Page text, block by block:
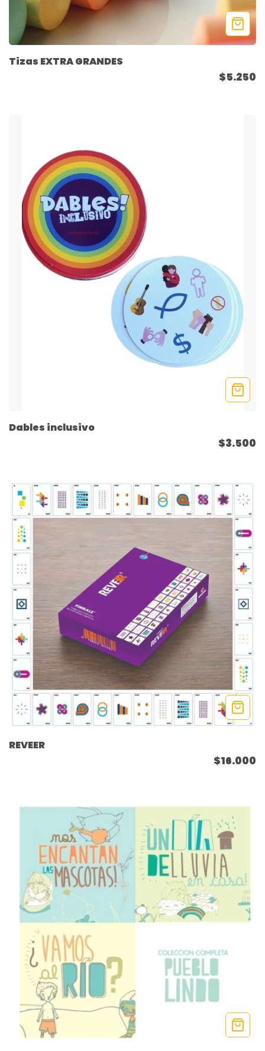
Tizas EXTRA GRANDES
$5.250
Dables inclusivo
$3.500
REVEER
$16.000